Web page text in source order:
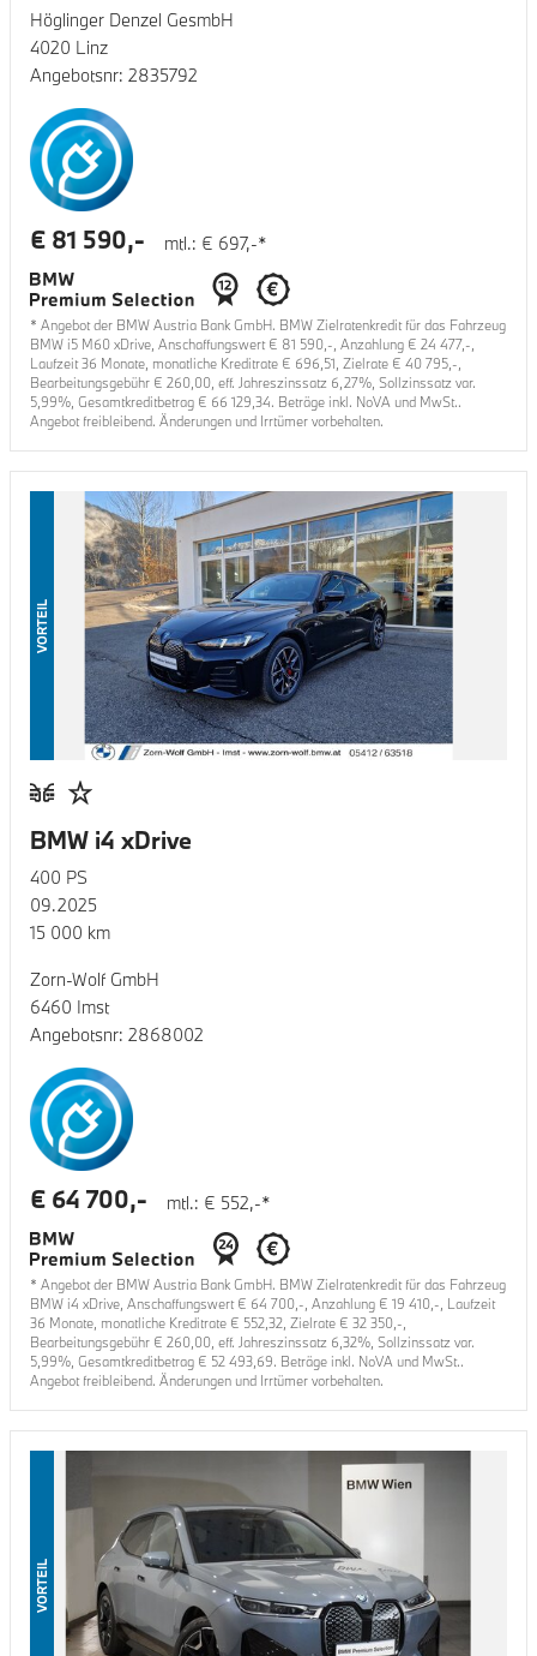
Höglinger Denzel GesmbH
4020 Linz
Angebotsnr: 2835792
mtl.: € 697,-*
€ 81 590,-
* Angebot der BMW Austria Bank GmbH. BMW Zielratenkredit für das Fahrzeug
BMW i5 M60 xDrive , Anschaffungswert € 81 590 ,-, Anzahlung € 24 477,-,
Laufzeit36 Monate, monatliche Kreditrate € 696,51 , Zielrate € 40 795 ,-,
Bearbeitungsgebühr € 260,00 , eff. Jahreszinssatz 6,27%, Sollzinssatz var.
5,99%, Gesamtkreditbetrag € 66 129,34. Beträge inkl. NoVA und MwSt..
Angebot freibleibend. Änderungen und Irrtümer vorbehalten.
VORTEIL
BMW i4 xDrive
400 PS
09.2025
15 000 km
Zorn-Wolf GmbH
6460 Imst
Angebotsnr: 2868002
mtl.: € 552,-*
€ 64 700,-
* Angebot der BMW Austria Bank GmbH. BMW Zielratenkredit für das Fahrzeug
BMW i4 xDrive , Anschaffungswert € 64 700 ,-, Anzahlung € 19 410 ,-, Laufzeit
36 Monate, monatliche Kreditrate € 552,32 , Zielrate € 32 350 ,-,
Bearbeitungsgebühr € 260,00 , eff. Jahreszinssatz 6,32%, Sollzinssatz var.
5,99%, Gesamtkreditbetrag € 52 493,69. Beträge inkl. NoVA und MwSt..
Angebot freibleibend. Änderungen und Irrtümer vorbehalten.
VORTEIL